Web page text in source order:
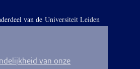
van onze
van de Universiteit Leiden